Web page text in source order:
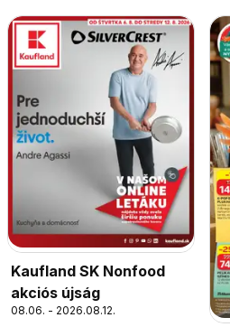
Kaufland SK Nonfood
akciós újság
08.06. - 2026.08.12.